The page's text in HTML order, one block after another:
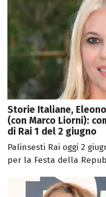
Storie Italiane,
(con Marco Liorni):
di Rai 1 del 2 giugno
Palinsesti Rai oggi 2
per la Festa della